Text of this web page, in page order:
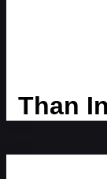
Than